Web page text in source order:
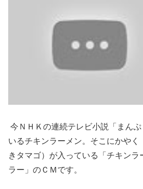
今ＮＨＫの連続テレビ小説「まん
いるチキンラーメン。そこにかやく
きタマゴ）が入っている「チキンラ
ラー」のＣＭです。